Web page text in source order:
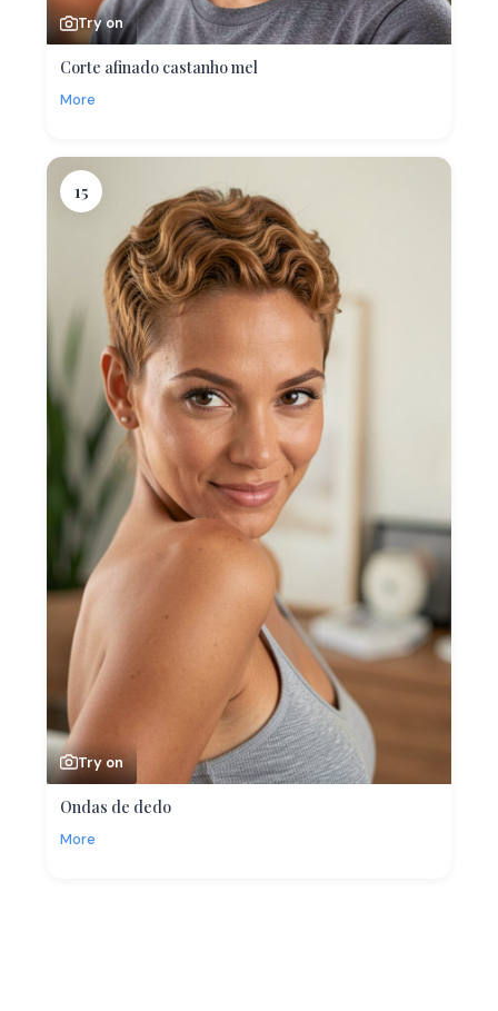
Try on
Corte afinado castanho mel
More
15
Try on
Ondas de dedo
More